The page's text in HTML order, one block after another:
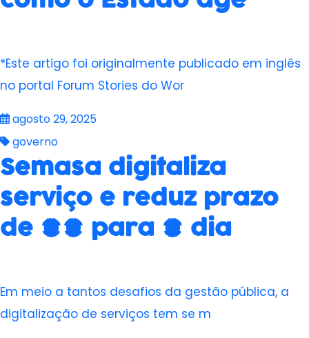
*Este artigo foi originalmente publicado em inglês
no portal Forum Stories do Wor
agosto 29, 2025
governo
Semasa digitaliza
serviço e reduz prazo
de 20 para 1 dia
Em meio a tantos desafios da gestão pública, a
digitalização de serviços tem se m